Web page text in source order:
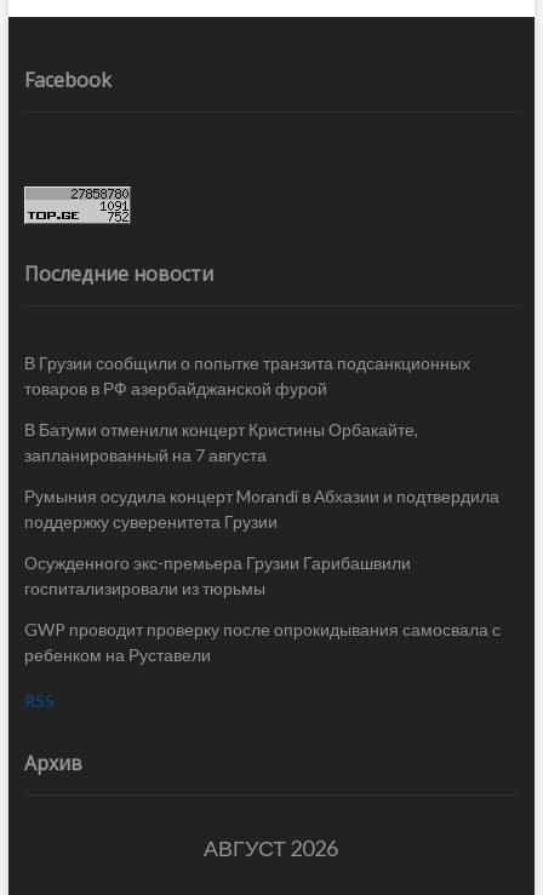
Facebook
Последние новости
В Грузии сообщили о попытке транзита подсанкционных
товаров в РФ азербайджанской фурой
В Батуми отменили концерт Кристины Орбакайте,
запланированный на 7 августа
Румыния осудила концерт Morandi в Абхазии и подтвердила
поддержку суверенитета Грузии
Осужденного экс-премьера Грузии Гарибашвили
госпитализировали из тюрьмы
GWP проводит проверку после опрокидывания самосвала с
ребенком на Руставели
RSS
Архив
АВГУСТ 2026